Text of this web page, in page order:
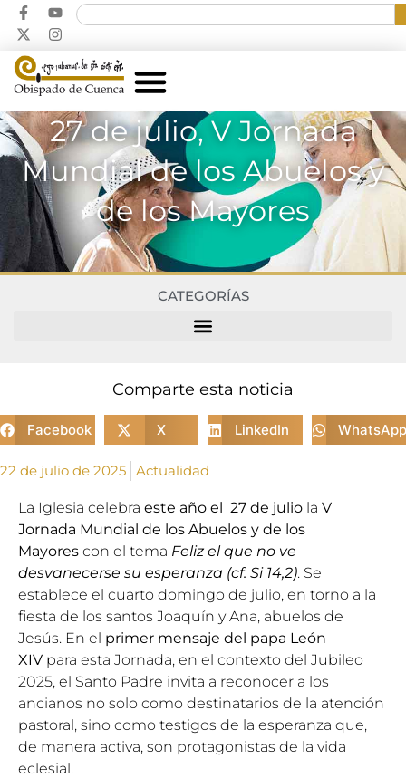
27 de julio, V Jornada
Mundial de los Abuelos y
de los Mayores
CATEGORÍAS
Comparte esta noticia
Facebook X LinkedIn WhatsApp
22 de julio de 2025 Actualidad
La Iglesia celebra este año el 27 de julio la V
Jornada Mundial de los Abuelos y de los
Mayores con el tema Feliz el que no ve
desvanecerse su esperanza (cf. Si 14,2). Se
establece el cuarto domingo de julio, en torno a la
fiesta de los santos Joaquín y Ana, abuelos de
Jesús. En el primer mensaje del papa León
XIV para esta Jornada, en el contexto del Jubileo
2025, el Santo Padre invita a reconocer a los
ancianos no solo como destinatarios de la atención
pastoral, sino como testigos de la esperanza que,
de manera activa, son protagonistas de la vida
eclesial.